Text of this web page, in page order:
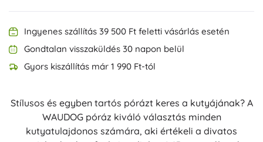
Ingyenes szállítás 39 500 Ft feletti vásárlás esetén
Gondtalan visszaküldés 30 napon belül
Gyors kiszállítás már 1 990 Ft-tól
Stílusos és egyben tartós pórázt keres a kutyájának? A
WAUDOG póráz kiváló választás minden
kutyatulajdonos számára, aki értékeli a divatos